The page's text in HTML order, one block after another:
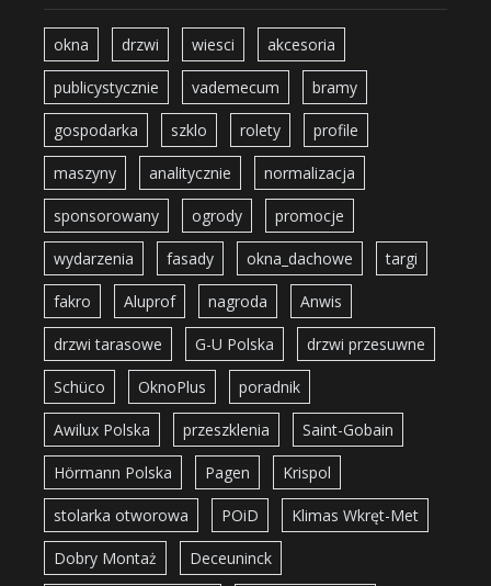
okna drzwi wiesci akcesoria
publicystycznie vademecum bramy
gospodarka szklo rolety profile
maszyny analitycznie normalizacja
sponsorowany ogrody promocje
wydarzenia fasady okna_dachowe targi
fakro Aluprof nagroda Anwis
drzwi tarasowe G-U Polska drzwi przesuwne
Schüco OknoPlus poradnik
Awilux Polska przeszklenia Saint-Gobain
Hörmann Polska Pagen Krispol
stolarka otworowa POiD Klimas Wkręt-Met
Dobry Montaż Deceuninck